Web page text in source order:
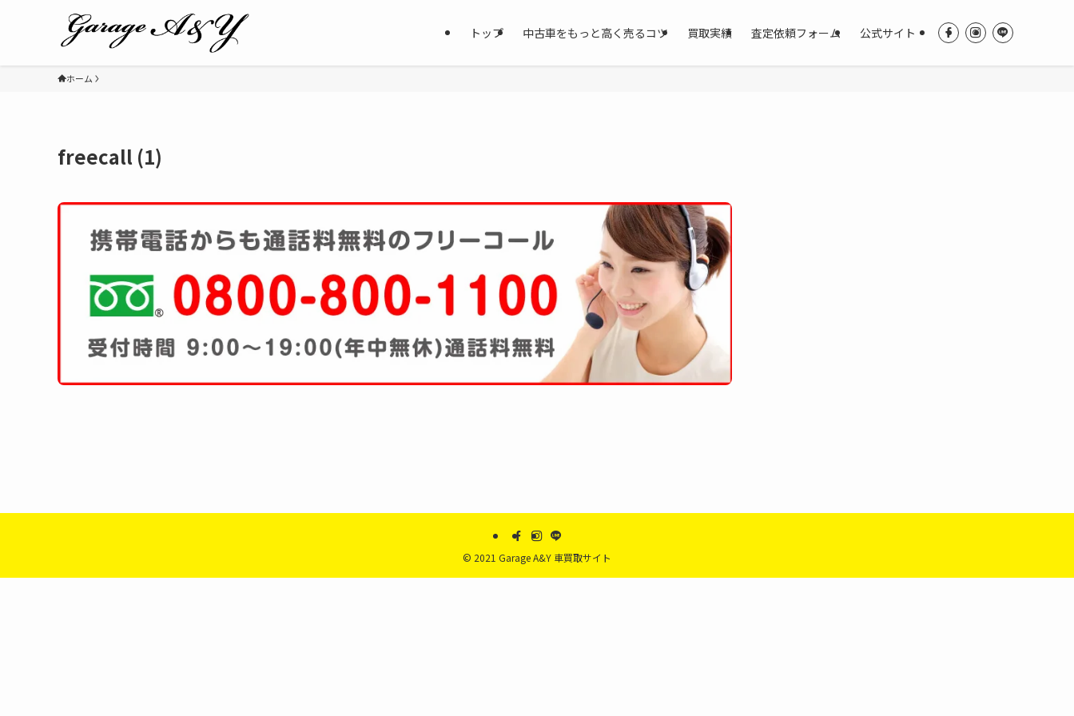
トップ 中古車をもっと高く売るコツ 買取実績 査定依頼フォーム 公式サイト
ホーム
freecall (1)
© 2021 Garage A&Y 車買取サイト